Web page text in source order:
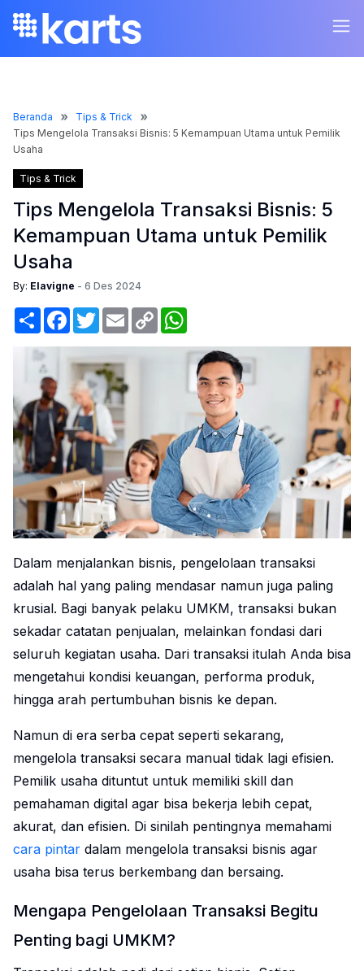
Beranda
Tips & Trick
Tips Mengelola Transaksi Bisnis: 5 Kemampuan Utama untuk Pemilik
Usaha
Tips & Trick
Tips Mengelola Transaksi Bisnis: 5
Kemampuan Utama untuk Pemilik
Usaha
By: Elavigne - 6 Des 2024
ShareFacebook
TwitterEmail Copy
Link
Dalam menjalankan bisnis, pengelolaan transaksi
adalah hal yang paling mendasar namun juga paling
krusial. Bagi banyak pelaku UMKM, transaksi bukan
sekadar catatan penjualan, melainkan fondasi dari
seluruh kegiatan usaha. Dari transaksi itulah Anda bisa
mengetahui kondisi keuangan, performa produk,
hingga arah pertumbuhan bisnis ke depan.
Namun di era serba cepat seperti sekarang,
mengelola transaksi secara manual tidak lagi efisien.
Pemilik usaha dituntut untuk memiliki skill dan
pemahaman digital agar bisa bekerja lebih cepat,
akurat, dan efisien. Di sinilah pentingnya memahami
cara pintar dalam mengelola transaksi bisnis agar
usaha bisa terus berkembang dan bersaing.
Mengapa Pengelolaan Transaksi Begitu
Penting bagi UMKM?